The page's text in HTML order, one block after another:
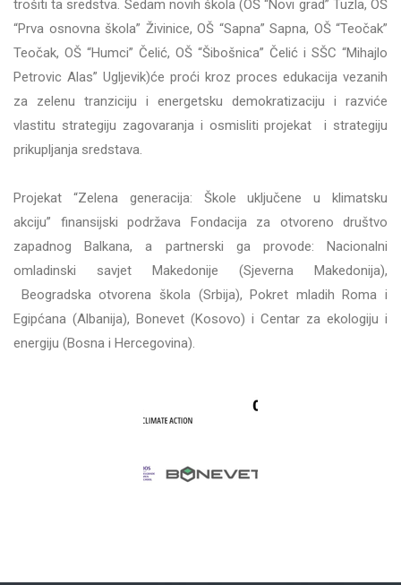
trošiti ta sredstva. Sedam novih škola(OŠ “Novi grad” Tuzla, OŠ
“Prva osnovna škola” Živinice, OŠ “Sapna” Sapna, OŠ “Teočak”
Teočak, OŠ “Humci” Čelić, OŠ “Šibošnica” Čelić i SŠC “Mihajlo
Petrovic Alas” Ugljevik)će proći kroz proces edukacija vezanih
za zelenu tranziciju i energetsku demokratizaciju i razviće
vlastitu strategiju zagovaranja i osmisliti projekat i strategiju
prikupljanja sredstava.
Projekat “Zelena generacija: Škole uključene u klimatsku
akciju” finansijski podržava Fondacija za otvoreno društvo
zapadnog Balkana, a partnerski ga provode: Nacionalni
omladinski savjet Makedonije (Sjeverna Makedonija),
Beogradska otvorena škola (Srbija), Pokret mladih Roma i
Egipćana (Albanija), Bonevet (Kosovo) i Centar za ekologiju i
energiju (Bosna i Hercegovina).